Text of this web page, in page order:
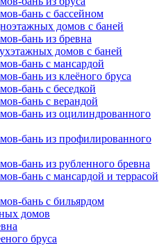
бань с бассейном
домов с баней
бань из бревна
домов с баней
бань с мансардой
бань из клеёного бруса
бань с беседкой
бань с верандой
бань из оцилиндрованного
бань из профилированного
бань из рубленного бревна
бань с мансардой и террасой
бань с бильярдом
домов
бруса